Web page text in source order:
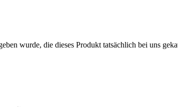
wurde, die dieses Produkt tatsächlich bei uns